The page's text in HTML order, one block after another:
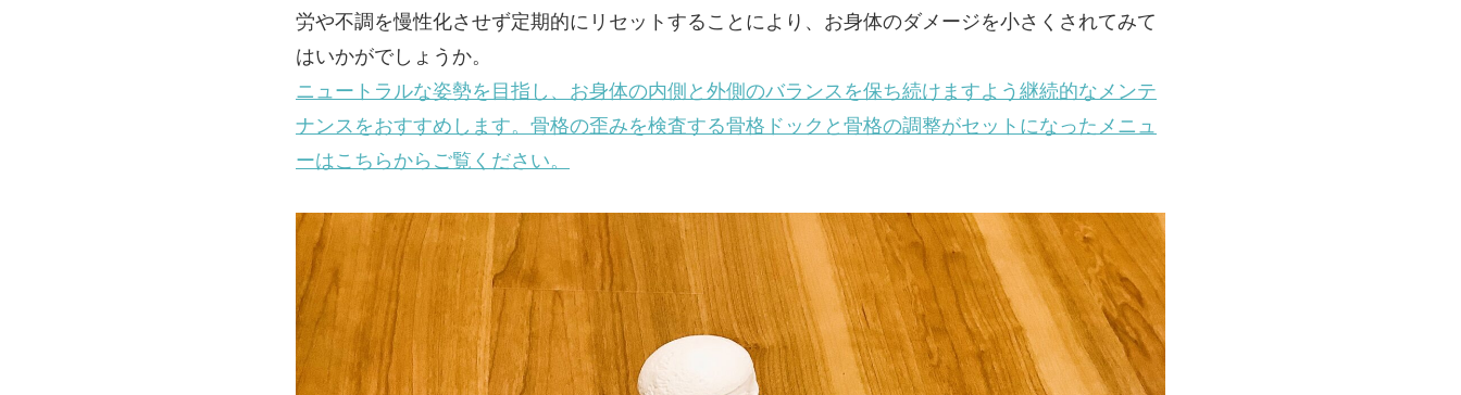
労や不調を慢性化させず定期的にリセットすることにより、お身体のダメージを小さくされてみて
はいかがでしょうか。
ニュートラルな姿勢を目指し、お身体の内側と外側のバランスを保ち続けますよう継続的なメンテ
ナンスをおすすめします。骨格の歪みを検査する骨格ドックと骨格の調整がセットになったメニュ
ーはこちらからご覧ください。